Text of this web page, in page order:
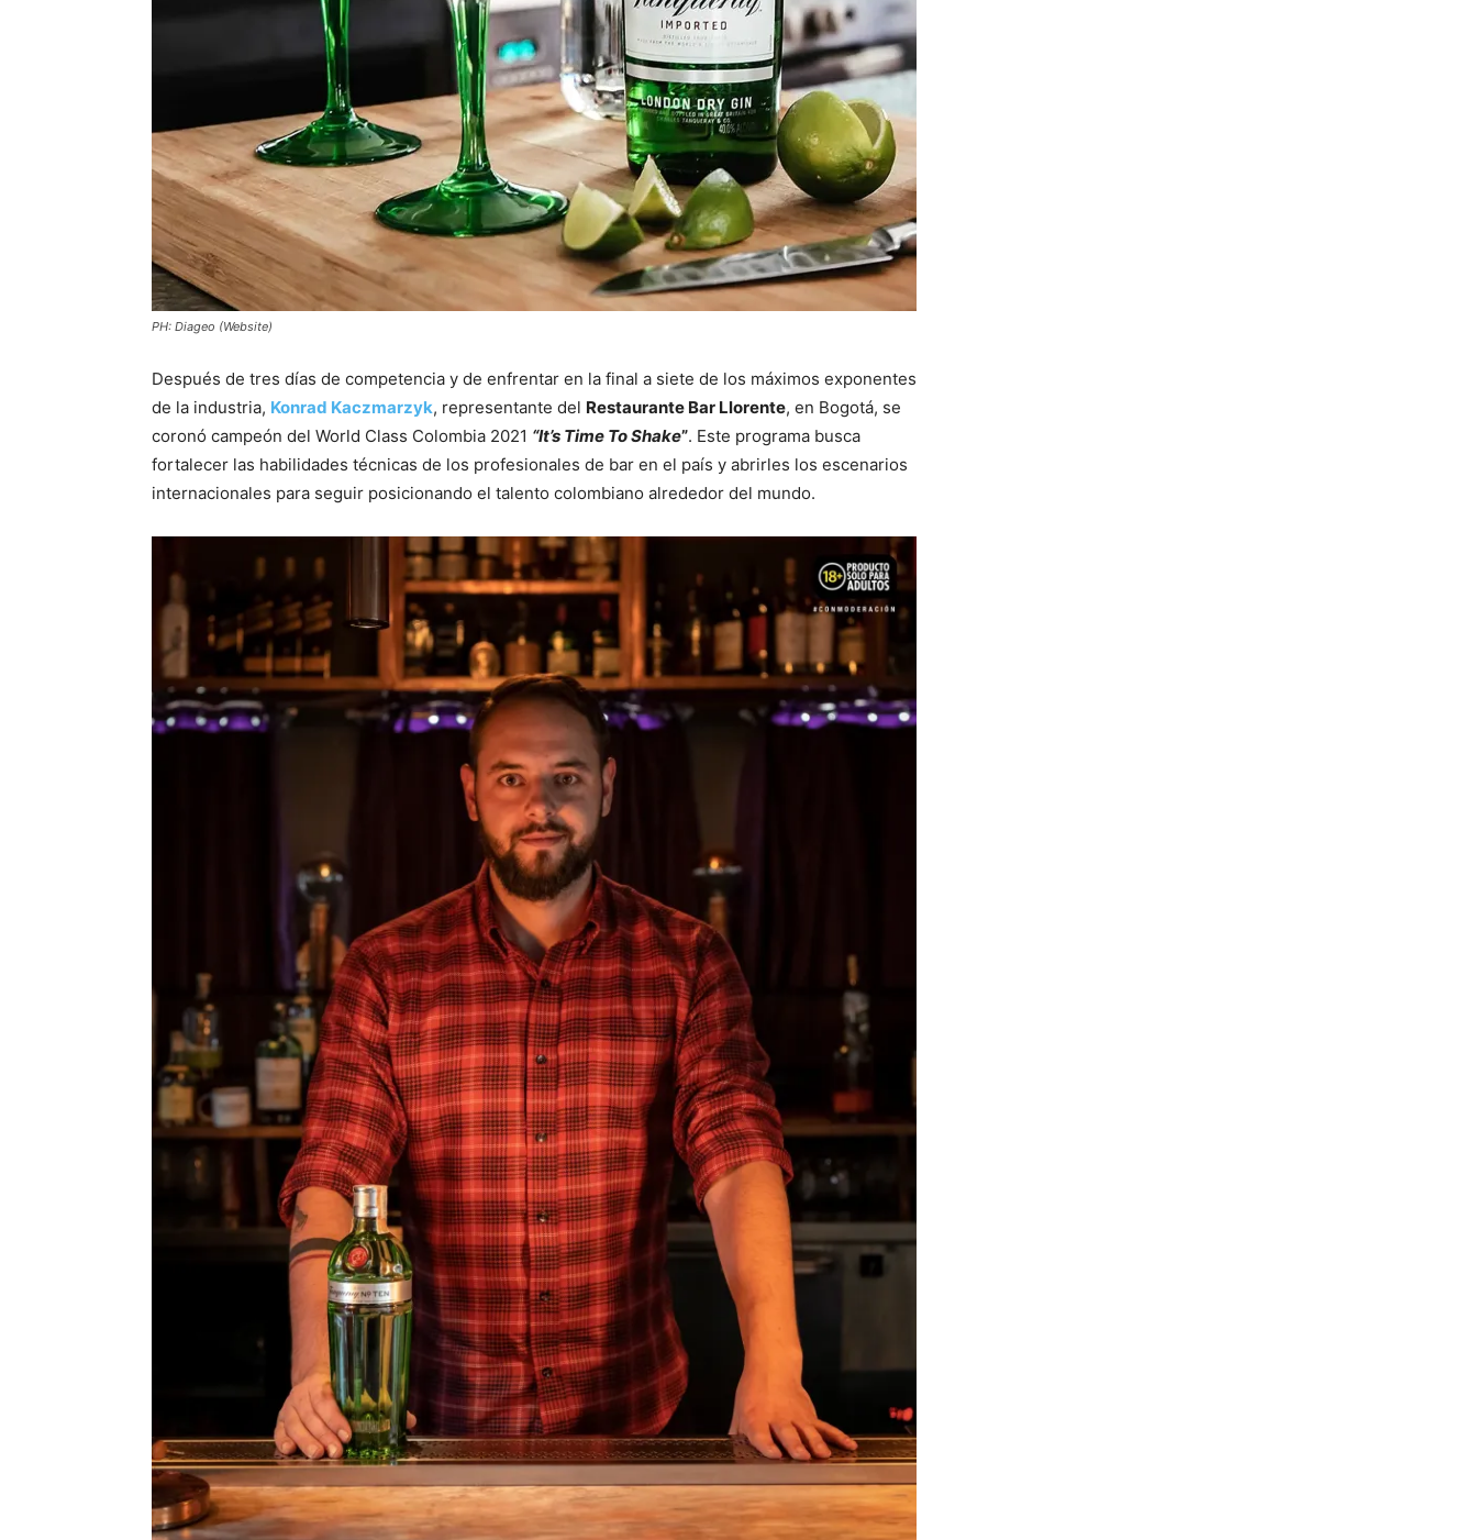
PH: Diageo (Website)
Después de tres días de competencia y de enfrentar en la final a siete de los máximos exponentes
de la industria, Konrad Kaczmarzyk, representante del Restaurante Bar Llorente, en Bogotá, se
coronó campeón del World Class Colombia 2021 “It’s Time To Shake”. Este programa busca
fortalecer las habilidades técnicas de los profesionales de bar en el país y abrirles los escenarios
internacionales para seguir posicionando el talento colombiano alrededor del mundo.